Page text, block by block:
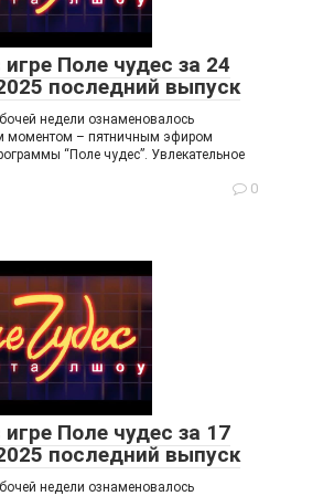
Поле чудес за 24
последний выпуск
недели ознаменовалось
моментом – пятничным эфиром
“Поле чудес”. Увлекательное
0
Поле чудес за 17
последний выпуск
недели ознаменовалось